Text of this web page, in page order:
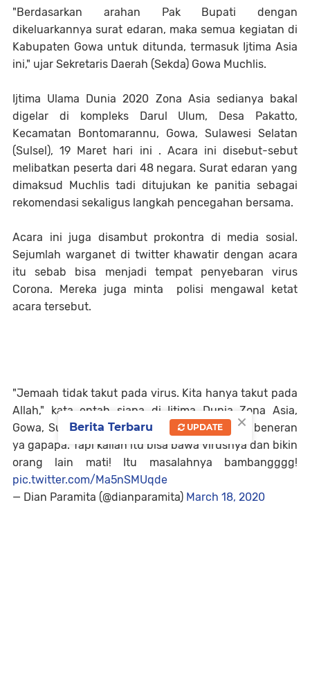
"Berdasarkan arahan Pak Bupati dengan
dikeluarkannya surat edaran, maka semua kegiatan di
Kabupaten Gowa untuk ditunda, termasuk Ijtima Asia
ini," ujar Sekretaris Daerah (Sekda) Gowa Muchlis.
Ijtima Ulama Dunia 2020 Zona Asia sedianya bakal
digelar di kompleks Darul Ulum, Desa Pakatto,
Kecamatan Bontomarannu, Gowa, Sulawesi Selatan
(Sulsel), 19 Maret hari ini . Acara ini disebut-sebut
melibatkan peserta dari 48 negara. Surat edaran yang
dimaksud Muchlis tadi ditujukan ke panitia sebagai
rekomendasi sekaligus langkah pencegahan bersama.
Acara ini juga disambut prokontra di media sosial.
Sejumlah warganet di twitter khawatir dengan acara
itu sebab bisa menjadi tempat penyebaran virus
Corona. Mereka juga minta polisi mengawal ketat
acara tersebut.
"Jemaah tidak takut pada virus. Kita hanya takut pada
Allah," kata entah siapa di Ijtima Dunia Zona Asia,
Gowa, SulSel. Kalo kalian siap mati dan mati beneran
ya gapapa. Tapi kalian itu bisa bawa virusnya dan bikin
orang lain mati! Itu masalahnya bambangggg!
pic.twitter.com/Ma5nSMUqde
— Dian Paramita (@dianparamita) March 18, 2020
×
Berita Terbaru UPDATE